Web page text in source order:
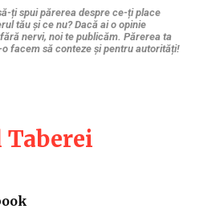
ți spui părerea despre ce-ți place
tău și ce nu? Dacă ai o opinie
nervi, noi te publicăm. Părerea ta
facem să conteze și pentru autorități!